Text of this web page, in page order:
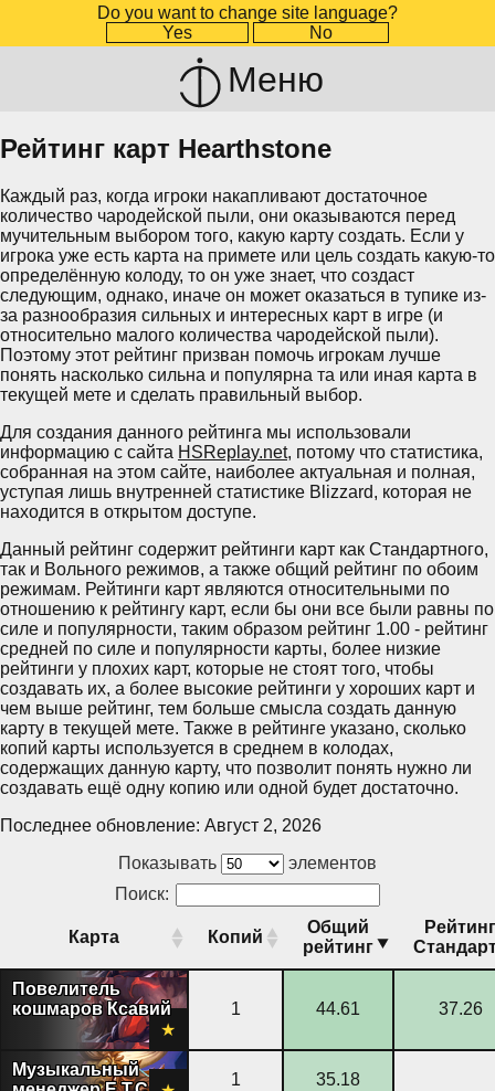
Do you want to change site language?
Yes
No
Меню
Рейтинг карт Hearthstone
Каждый раз, когда игроки накапливают достаточное
количество чародейской пыли, они оказываются перед
мучительным выбором того, какую карту создать. Если у
игрока уже есть карта на примете или цель создать какую-то
определённую колоду, то он уже знает, что создаст
следующим, однако, иначе он может оказаться в тупике из-
за разнообразия сильных и интересных карт в игре (и
относительно малого количества чародейской пыли).
Поэтому этот рейтинг призван помочь игрокам лучше
понять насколько сильна и популярна та или иная карта в
текущей мете и сделать правильный выбор.
Для создания данного рейтинга мы использовали
информацию с сайта HSReplay.net, потому что статистика,
собранная на этом сайте, наиболее актуальная и полная,
уступая лишь внутренней статистике Blizzard, которая не
находится в открытом доступе.
Данный рейтинг содержит рейтинги карт как Стандартного,
так и Вольного режимов, а также общий рейтинг по обоим
режимам. Рейтинги карт являются относительными по
отношению к рейтингу карт, если бы они все были равны по
силе и популярности, таким образом рейтинг 1.00 - рейтинг
средней по силе и популярности карты, более низкие
рейтинги у плохих карт, которые не стоят того, чтобы
создавать их, а более высокие рейтинги у хороших карт и
чем выше рейтинг, тем больше смысла создать данную
карту в текущей мете. Также в рейтинге указано, сколько
копий карты используется в среднем в колодах,
содержащих данную карту, что позволит понять нужно ли
создавать ещё одну копию или одной будет достаточно.
Последнее обновление: Август 2, 2026
Показывать
элементов
Поиск:
Карта Копий
Общий
рейтинг
Рейтинг
Повелитель
кошмаров Ксавий
★
1 44.61 37.26
Музыкальный
1 35.18